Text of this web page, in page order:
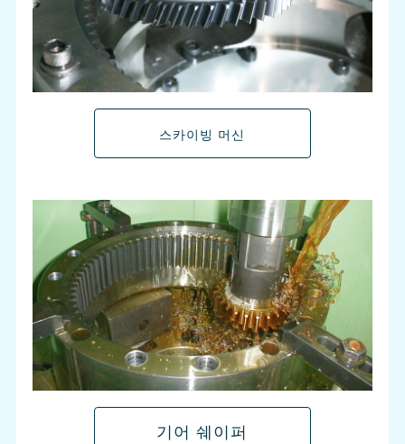
스카이빙 머신
기어 쉐이퍼